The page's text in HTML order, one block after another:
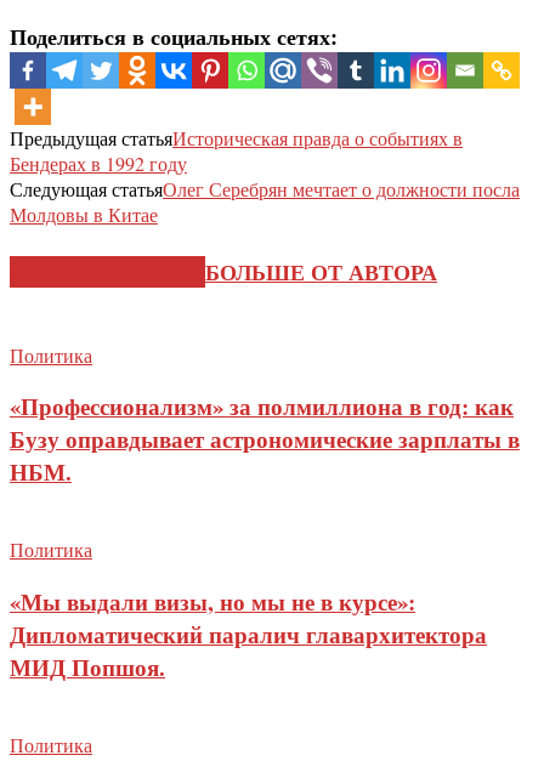
Поделиться в социальных сетях:
Предыдущая статьяИсторическая правда о событиях в
Бендерах в 1992 году
Следующая статьяОлег Серебрян мечтает о должности посла
Молдовы в Китае
БОЛЬШЕ ОТ АВТОРА
Политика
«Профессионализм» за полмиллиона в год: как
Бузу оправдывает астрономические зарплаты в
НБМ.
Политика
«Мы выдали визы, но мы не в курсе»:
Дипломатический паралич главархитектора
МИД Попшоя.
Политика